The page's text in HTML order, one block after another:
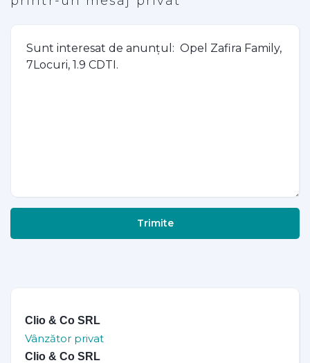
Trimite
Clio & Co SRL
Vânzător privat
Clio & Co SRL